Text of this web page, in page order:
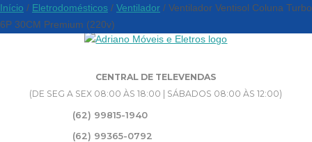
CENTRAL DE TELEVENDAS
(DE SEG A SEX 08:00 ÀS 18:00 | SÁBADOS 08:00 ÀS 12:00)
(62) 99815-1940
(62) 99365-0792
Início / Eletrodomésticos / Ventilador / Ventilador Ventisol Coluna Turbo
6P 30CM Premium (220v)